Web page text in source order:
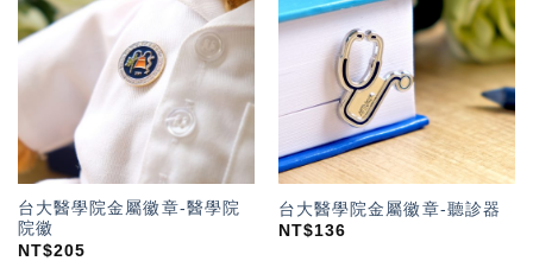
加入
「願
望輕
單」
台大醫學院金屬徽章-醫學院
院徽
NT$205
加入
「願
望輕
單」
台大醫學院金屬徽章-聽診器
NT$136